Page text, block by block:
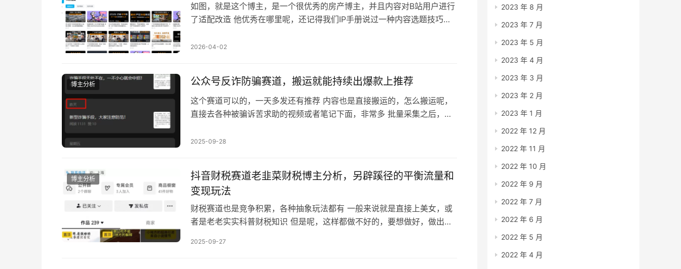
如图，就是这个博主，是一个很优秀的房产博主，并且内容对B站用户进行
了适配改造 他优秀在哪里呢，还记得我们IP手册说过一种内容选题技巧，
都是踩中买房者最关心的问题，这样就能吃到搜索流量，具备长期精准获
2026-04-02
博主分析 公众号反诈防骗赛道，搬运就能持续出爆款上推荐
这个赛道可以的，一天多发还有推荐 内容也是直接搬运的，怎么搬运呢，
直接去各种被骗诉苦求助的视频或者笔记下面，非常多 批量采集之后，慢
么的可以做这个赛道 毕竟大家都怕被骗，这种内容永远都有流量
2025-09-28
博主分析
抖音财税赛道老韭菜财税博主分析，另辟蹊径的平衡流量和
变现玩法
财税赛道也是竞争积累，各种抽象玩法都有 一般来说就是直接上美女，或
者是老老实实科普财税知识 但是呢，这样都做不好的，要想做好，做出特
2025-09-27
2023 年 8 月
2023 年 7 月
2023 年 5 月
2023 年 4 月
2023 年 3 月
2023 年 2 月
2023 年 1 月
2022 年 12 月
2022 年 11 月
2022 年 10 月
2022 年 9 月
2022 年 7 月
2022 年 6 月
2022 年 5 月
2022 年 4 月